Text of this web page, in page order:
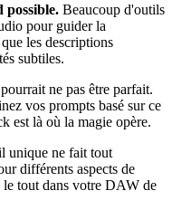
possible. Beaucoup d'outils
pour guider la
les descriptions
subtiles.
ne pas être parfait.
vos prompts basé sur ce
est là où la magie opère.
unique ne fait tout
différents aspects de
tout dans votre DAW de